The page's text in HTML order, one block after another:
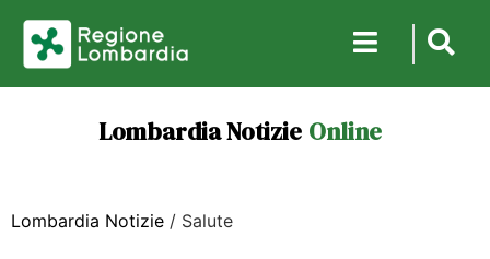
Lombardia Notizie Online
Lombardia Notizie / Salute